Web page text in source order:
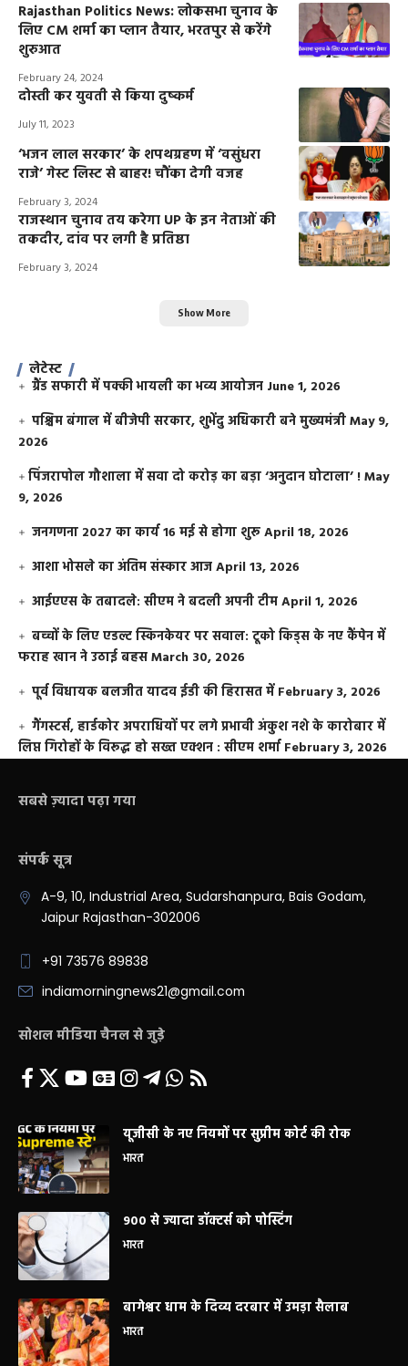
Rajasthan Politics News: लोकसभा चुनाव के
लिए CM शर्मा का प्लान तैयार, भरतपुर से करेंगे
शुरुआत
February 24, 2024
दोस्ती कर युवती से किया दुष्कर्म
July 11, 2023
‘भजन लाल सरकार’ के शपथग्रहण में ‘वसुंधरा
राजे’ गेस्ट लिस्ट से बाहर! चौंका देगी वजह
February 3, 2024
राजस्थान चुनाव तय करेगा UP के इन नेताओं की
तकदीर, दांव पर लगी है प्रतिष्ठा
February 3, 2024
Show More
लेटेस्ट
ग्रैंड सफारी में पक्की भायली का भव्य आयोजन June 1, 2026
पश्चिम बंगाल में बीजेपी सरकार, शुभेंदु अधिकारी बने मुख्यमंत्रीMay 9,
2026
​पिंजरापोल गौशाला में सवा दो करोड़ का बड़ा ‘अनुदान घोटाला’ !May
9, 2026
जनगणना 2027 का कार्य 16 मई से होगा शुरूApril 18, 2026
आशा भोसले का अंतिम संस्कार आजApril 13, 2026
आईएएस के तबादले: सीएम ने बदली अपनी टीमApril 1, 2026
बच्चों के लिए एडल्ट स्किनकेयर पर सवाल: टूको किड्स के नए कैंपेन में
फराह खान ने उठाई बहसMarch 30, 2026
पूर्व विधायक बलजीत यादव ईडी की हिरासत में February 3, 2026
गैंगस्टर्स, हार्डकोर अपराधियों पर लगे प्रभावी अंकुश नशे के कारोबार में
लिप्त गिरोहों के विरूद्ध हो सख्त एक्शन : सीएम शर्मा February 3, 2026
सबसे ज़्यादा पढ़ा गया
संपर्क सूत्र
A-9, 10, Industrial Area, Sudarshanpura, Bais Godam,
Jaipur Rajasthan-302006
+91 73576 89838
indiamorningnews21@gmail.com
सोशल मीडिया चैनल से जुड़े
यूजीसी के नए नियमों पर सुप्रीम कोर्ट की रोक
भारत
900 से ज्यादा डॉक्टर्स को पोस्टिंग
भारत
बागेश्वर धाम के दिव्य दरबार में उमड़ा सैलाब
भारत